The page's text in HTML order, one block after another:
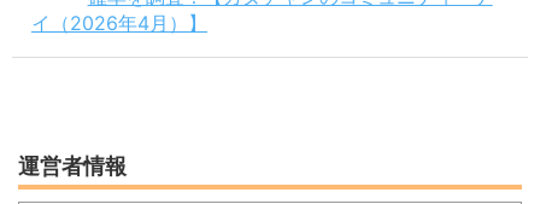
イ（2026年4月）】
運営者情報